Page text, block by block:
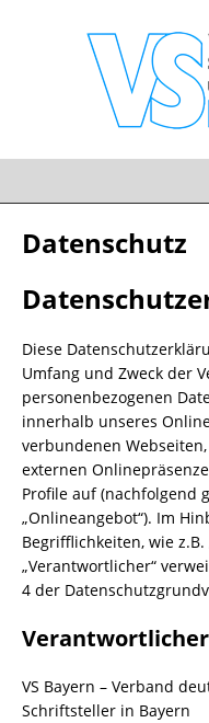
Datenschutz
Diese
Umfang und Zweck der
personenbezogenen
innerhalb unseres
verbundenen
externen
Profile auf (nachfolgend
„Onlineangebot“). Im
Begrifflichkeiten, wie
„Verantwortlicher“
4 der
Verantwortlicher
VS Bayern – Verband
Schriftsteller in Bayern